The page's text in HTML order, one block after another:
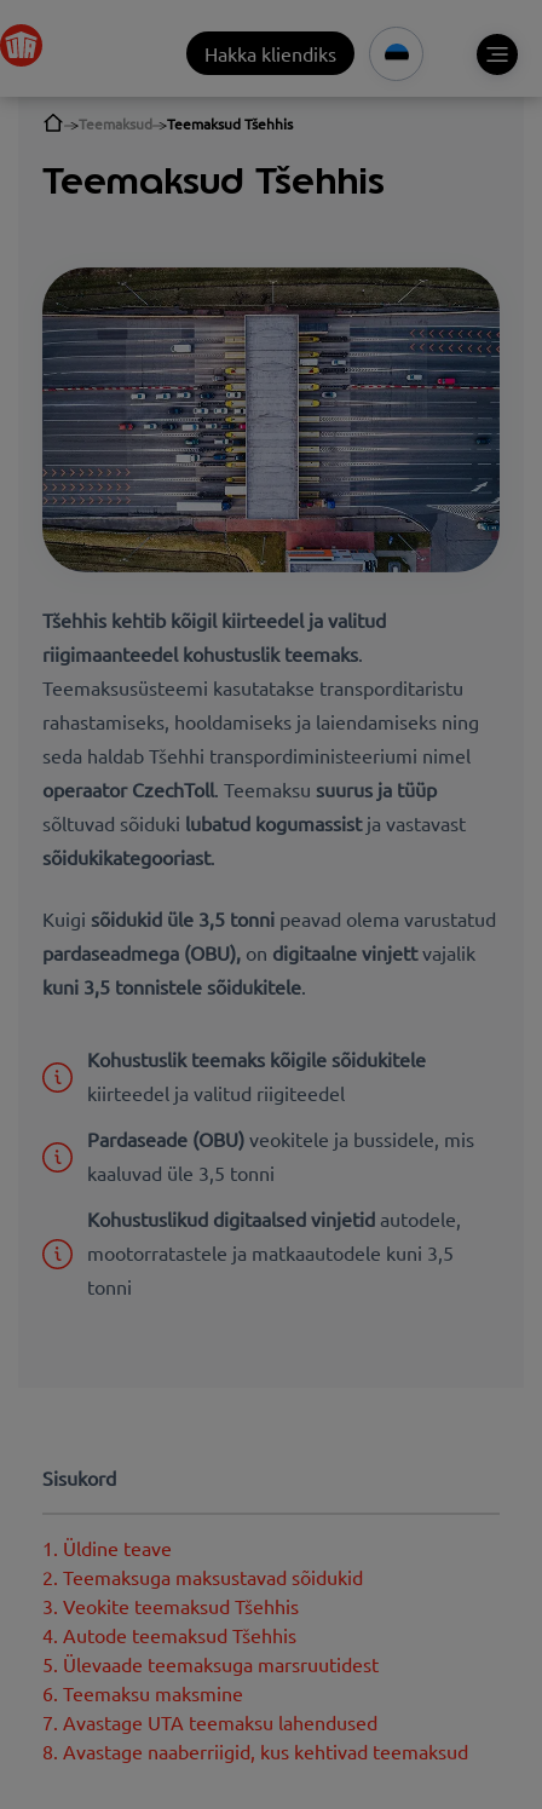
Hakka kliendiks
Teemaksud Teemaksud Tšehhis
Teemaksud Tšehhis
Tšehhis kehtib kõigil kiirteedel ja valitud
riigimaanteedel kohustuslik teemaks.
Teemaksusüsteemi kasutatakse transporditaristu
rahastamiseks, hooldamiseks ja laiendamiseks ning
seda haldab Tšehhi transpordiministeeriumi nimel
operaator CzechToll. Teemaksu suurus ja tüüp
sõltuvad sõiduki lubatud kogumassistja vastavast
sõidukikategooriast.
Kuigi sõidukid üle 3,5 tonni peavad olema varustatud
pardaseadmega (OBU), on digitaalne vinjettvajalik
kuni 3,5 tonnistele sõidukitele
Kohustuslik teemaks kõigile sõidukitele
kiirteedel ja valitud riigiteedel
Pardaseade (OBU) veokitele ja bussidele, mis
kaaluvad üle 3,5 tonni
Kohustuslikud digitaalsed vinjetid autodele,
mootorratastele ja matkaautodele kuni 3,5
tonni
Sisukord
1. Üldine teave
2. Teemaksuga maksustavad sõidukid
3. Veokite teemaksud Tšehhis
4. Autode teemaksud Tšehhis
5. Ülevaade teemaksuga marsruutidest
6. Teemaksu maksmine
7. Avastage UTA teemaksu lahendused
8. Avastage naaberriigid, kus kehtivad teemaksud